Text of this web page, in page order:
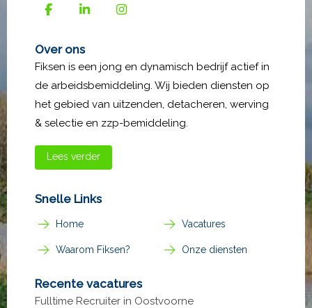
Over ons
Fiksen is een jong en dynamisch bedrijf actief in
de arbeidsbemiddeling. Wij bieden diensten op
het gebied van uitzenden, detacheren, werving
& selectie en zzp-bemiddeling.
Lees verder
Snelle Links
Home Vacatures
Waarom Fiksen? Onze diensten
Recente vacatures
Fulltime Recruiter in Oostvoorne